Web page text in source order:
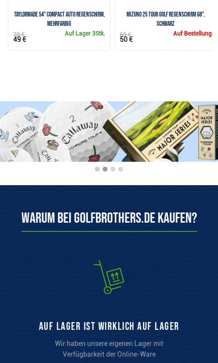
TaylorMade 54" Compact Auto Regenschirm,
mehrfarbig
Auf Lager3Stk.
70 €
49 €
Mizuno 25 Tour Golf Regenschirm 68",
schwarz
Auf Bestellung
69 €
50 €
Warum bei Golfbrothers.de kaufen?
auf Lager ist wirklich auf Lager
Wir haben unsere eigenen Lager mit
Verfügbarkeit der Online-Ware